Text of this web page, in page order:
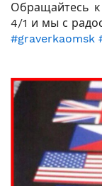
Обращайтесь
4/1 и мы с
#graverkaomsk